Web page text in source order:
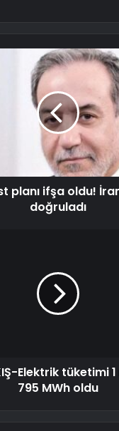
HAZBİN
planı ifşa oldu!
doğruladı